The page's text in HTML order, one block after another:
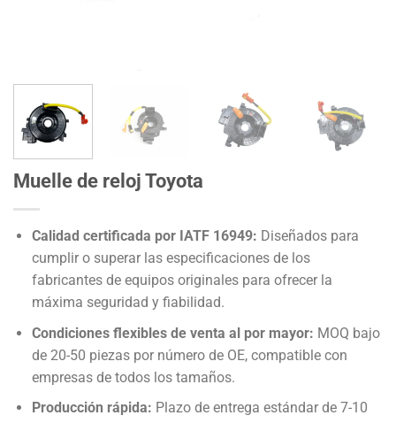
Muelle de reloj Toyota
Calidad certificada por IATF 16949: Diseñados para
cumplir o superar las especificaciones de los
fabricantes de equipos originales para ofrecer la
máxima seguridad y fiabilidad.
Condiciones flexibles de venta al por mayor: MOQ bajo
de 20-50 piezas por número de OE, compatible con
empresas de todos los tamaños.
Producción rápida: Plazo de entrega estándar de 7-10